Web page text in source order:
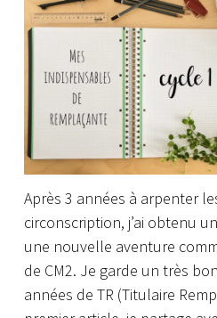
Après 3 années à arpenter
circonscription, j’ai obtenu
une nouvelle aventure
de CM2. Je garde un très
années de TR (Titulaire